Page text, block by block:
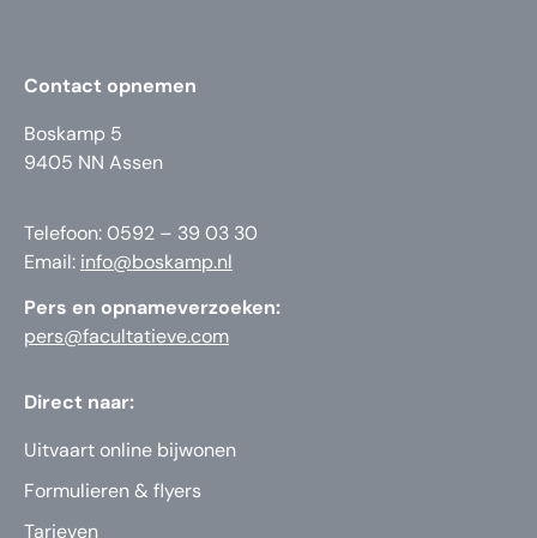
Contact opnemen
Boskamp 5
9405 NN Assen
Telefoon: 0592 – 39 03 30
Email: info@boskamp.nl
Pers en opnameverzoeken:
pers@facultatieve.com
Direct naar:
Uitvaart online bijwonen
Formulieren & flyers
Tarieven